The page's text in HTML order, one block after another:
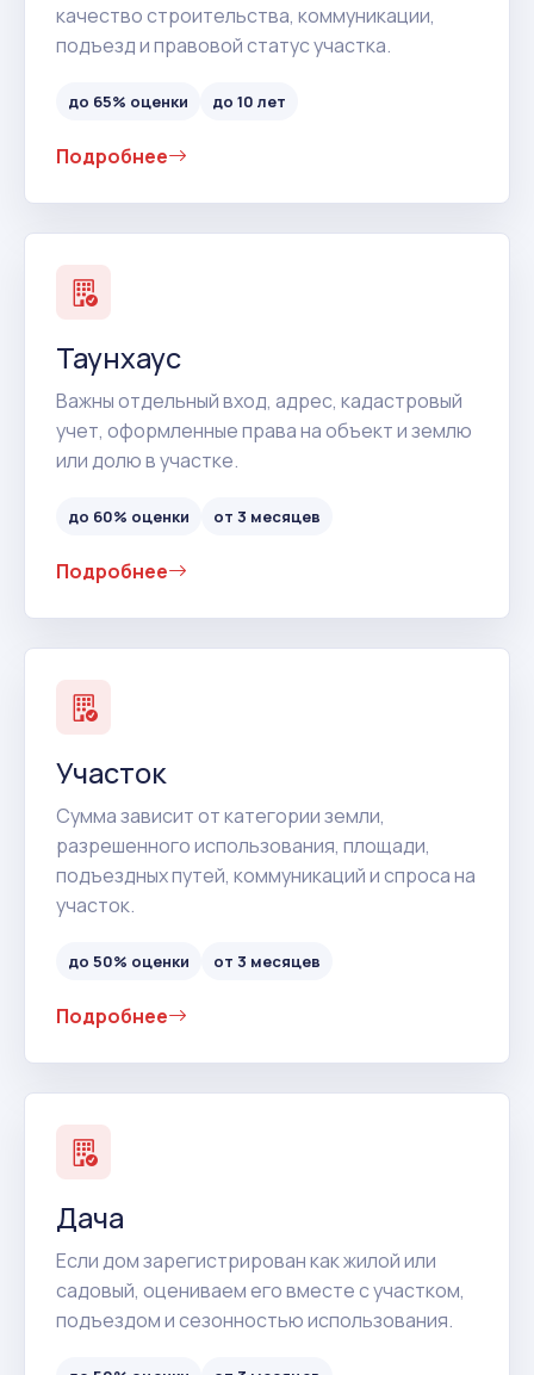
качество строительства, коммуникации,
подъезд и правовой статус участка.
до 65% оценки до 10 лет
Подробнее
Таунхаус
Важны отдельный вход, адрес, кадастровый
учет, оформленные права на объект и землю
или долю в участке.
до 60% оценки от 3 месяцев
Подробнее
Участок
Сумма зависит от категории земли,
разрешенного использования, площади,
подъездных путей, коммуникаций и спроса на
участок.
до 50% оценки от 3 месяцев
Подробнее
Дача
Если дом зарегистрирован как жилой или
садовый, оцениваем его вместе с участком,
подъездом и сезонностью использования.